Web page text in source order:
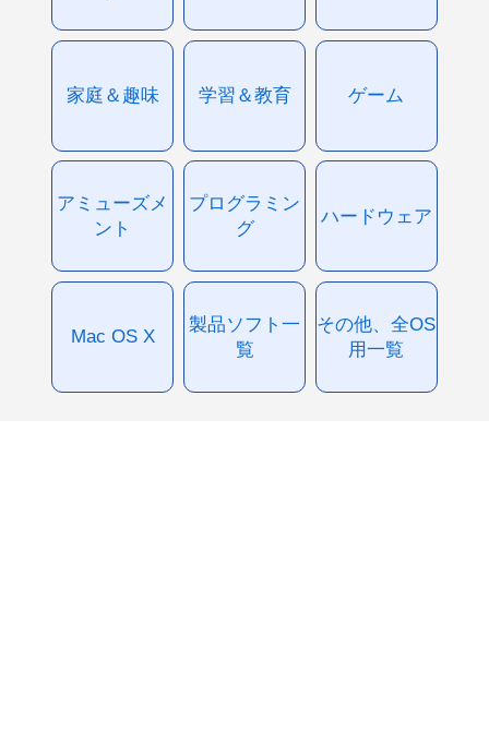
家庭＆趣味 学習＆教育 ゲーム
アミューズメ
ント
プログラミン
グ
ハードウェア
Mac OS X
製品ソフト一
覧
その他、全OS
用一覧